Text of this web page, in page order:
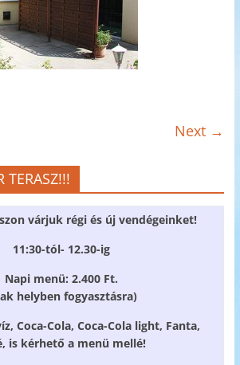
Next →
TERASZ!!!
várjuk régi és új vendégeinket!
11:30-tól- 12.30-ig
Napi menü: 2.400 Ft.
helyben fogyasztásra)
Coca-Cola, Coca-Cola light, Fanta,
is kérhető a menü mellé!